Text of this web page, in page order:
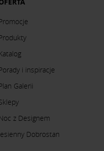
i inspiracje
Galerii
z Designem
Dobrostan